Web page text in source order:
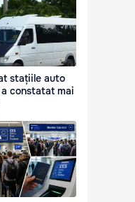
stațiile auto
constatat mai